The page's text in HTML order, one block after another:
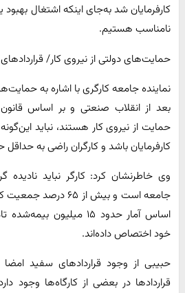
کارفرمایان شد به‌جای اینکه اشتغال
نامناسب هستیم.
حمایت‌های دولتی از نیروی کار/
نماینده جامعه کارگری با اشاره به
بعد از انقلاب صنعتی و بر اساس
حمایت از نیروی کار هستند، نباید
کارفرمایان باشد و کارگران راضی به
وی خاطرنشان کرد: کارگر نباید نادیده
جامعه است و بیش از
اساس آمار حدود ۱۵ میلیون
خود اختصاص داده‌اند.
حبیبی از وجود قراردادهای سفید
قراردادها در بعضی از کارگاه‌ها وجود